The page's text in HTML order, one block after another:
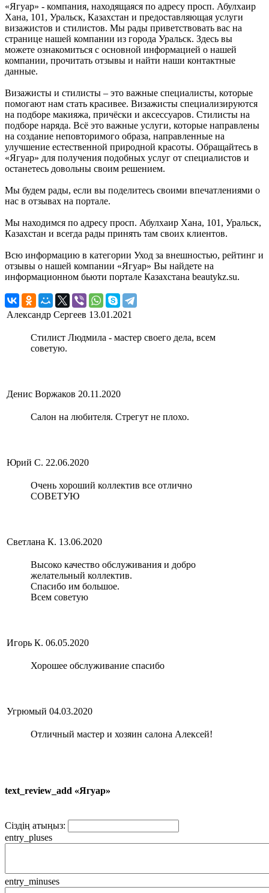
«Ягуар» - компания, находящаяся по адресу просп. Абулхаир
Хана, 101, Уральск, Казахстан и предоставляющая услуги
визажистов и стилистов. Мы рады приветствовать вас на
странице нашей компании из города Уральск. Здесь вы
можете ознакомиться с основной информацией о нашей
компании, прочитать отзывы и найти наши контактные
данные.
Визажисты и стилисты – это важные специалисты, которые
помогают нам стать красивее. Визажисты специализируются
на подборе макияжа, причёски и аксессуаров. Стилисты на
подборе наряда. Всё это важные услуги, которые направлены
на создание неповторимого образа, направленные на
улучшение естественной природной красоты. Обращайтесь в
«Ягуар» для получения подобных услуг от специалистов и
останетесь довольны своим решением.
Мы будем рады, если вы поделитесь своими впечатлениями о
нас в отзывах на портале.
Мы находимся по адресу просп. Абулхаир Хана, 101, Уральск,
Казахстан и всегда рады принять там своих клиентов.
Всю информацию в категории Уход за внешностью, рейтинг и
отзывы о нашей компании «Ягуар» Вы найдете на
информационном бьюти портале Казахстана beautykz.su.
Александр Сергеев 13.01.2021
Стилист Людмила - мастер своего дела, всем
советую.
Денис Воржаков 20.11.2020
Салон на любителя. Стрегут не плохо.
Юрий С. 22.06.2020
Очень хороший коллектив все отлично
СОВЕТУЮ
Светлана К. 13.06.2020
Высоко качество обслуживания и добро
желательный коллектив.
Спасибо им большое.
Всем советую
Игорь К. 06.05.2020
Хорошее обслуживание спасибо
Угрюмый 04.03.2020
Отличный мастер и хозяин салона Алексей!
text_review_add «Ягуар»
Сіздің атыңыз:
entry_pluses
entry_minuses